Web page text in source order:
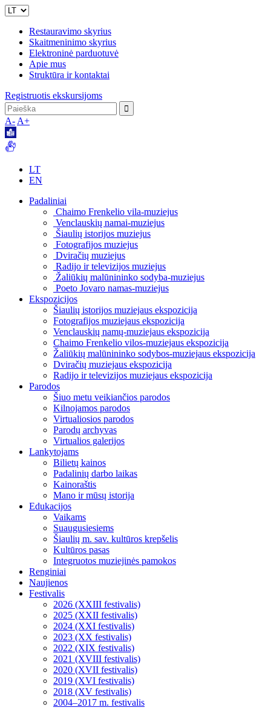
Restauravimo skyrius
Skaitmeninimo skyrius
Elektroninė parduotuvė
Apie mus
Struktūra ir kontaktai
Registruotis ekskursijoms
A- A+
LT
EN
Padaliniai
Chaimo Frenkelio vila-muziejus
Venclauskių namai-muziejus
Šiaulių istorijos muziejus
Fotografijos muziejus
Dviračių muziejus
Radijo ir televizijos muziejus
Žaliūkių malūnininko sodyba-muziejus
Poeto Jovaro namas-muziejus
Ekspozicijos
Šiaulių istorijos muziejaus ekspozicija
Fotografijos muziejaus ekspozicija
Venclauskių namų-muziejaus ekspozicija
Chaimo Frenkelio vilos-muziejaus ekspozicija
Žaliūkių malūnininko sodybos-muziejaus ekspozicija
Dviračių muziejaus ekspozicija
Radijo ir televizijos muziejaus ekspozicija
Parodos
Šiuo metu veikiančios parodos
Kilnojamos parodos
Virtualiosios parodos
Parodų archyvas
Virtualios galerijos
Lankytojams
Bilietų kainos
Padalinių darbo laikas
Kainoraštis
Mano ir mūsų istorija
Edukacijos
Vaikams
Suaugusiesiems
Šiaulių m. sav. kultūros krepšelis
Kultūros pasas
Integruotos muziejinės pamokos
Renginiai
Naujienos
Festivalis
2026 (XXIII festivalis)
2025 (XXII festivalis)
2024 (XXI festivalis)
2023 (XX festivalis)
2022 (XIX festivalis)
2021 (XVIII festivalis)
2020 (XVII festivalis)
2019 (XVI festivalis)
2018 (XV festivalis)
2004–2017 m. festivalis